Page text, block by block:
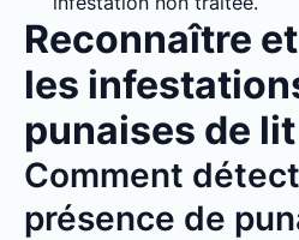
Reconnaître
les
punaises de lit
Comment
présence de